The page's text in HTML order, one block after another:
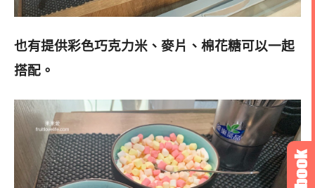
也有提供彩色巧克力米、麥片、棉花糖可以一起
搭配。